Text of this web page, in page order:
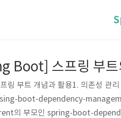
Boot] 스프링 부트
프링 부트 개념과 활용1. 의존성
boot-dependency-
의 부모인 spring-boot-